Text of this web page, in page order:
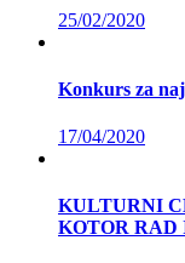
25/02/2020
Konkurs za
17/04/2020
KULTURNI
KOTOR RAD